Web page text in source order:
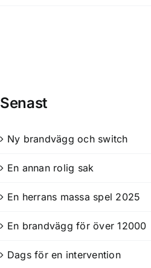
Senast
Ny brandvägg och switch
En annan rolig sak
En herrans massa spel 2025
En brandvägg för över 12000
Dags för en intervention